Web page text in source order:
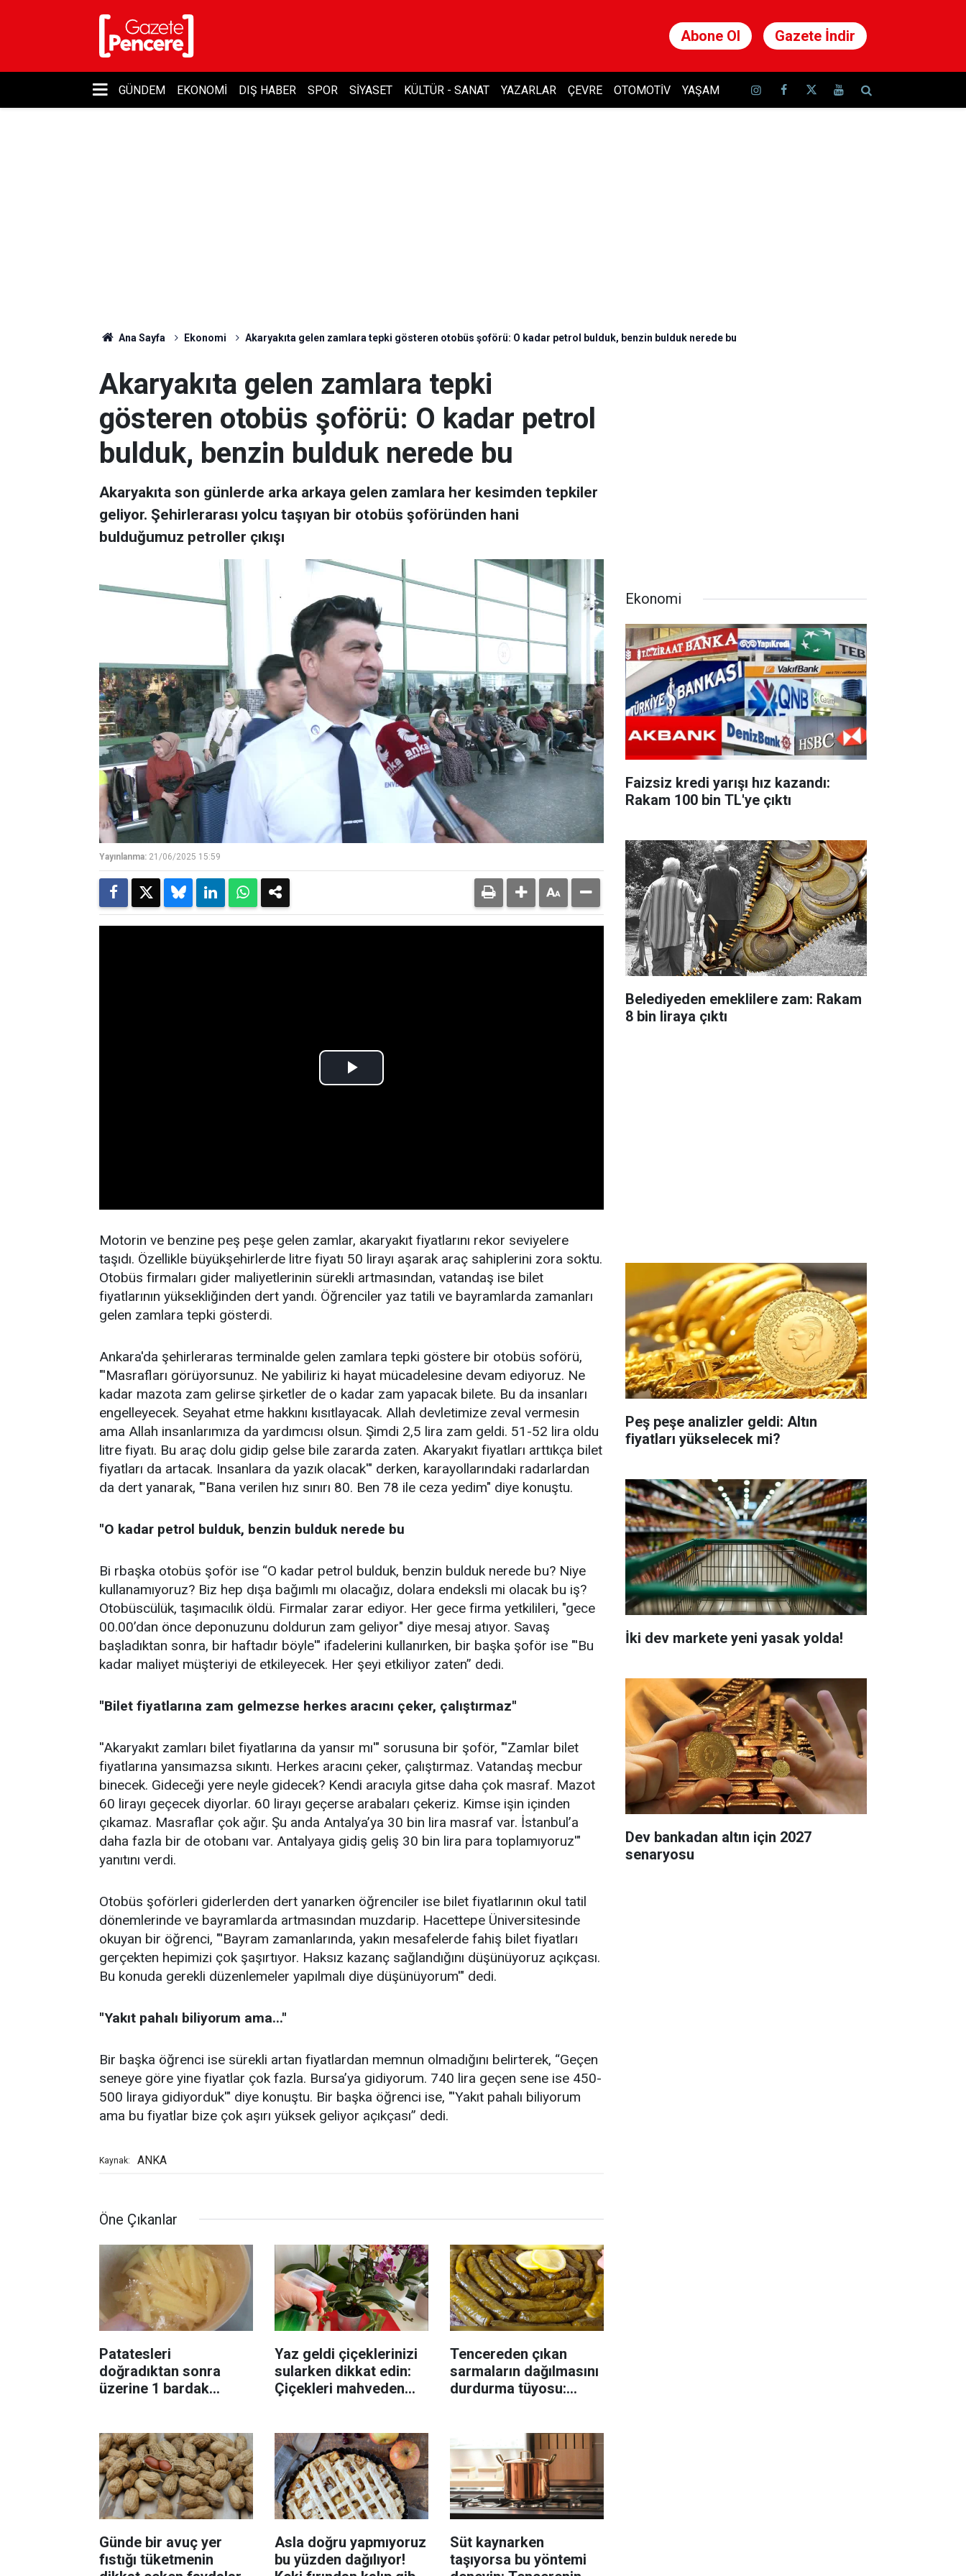
Abone Ol Gazete İndir
GÜNDEM EKONOMI DIŞ HABER SPOR SIYASET KÜLTÜR - SANAT YAZARLAR ÇEVRE OTOMOTIV YAŞAM
Ana Sayfa Ekonomi Akaryakıta gelen zamlara tepki gösteren otobüs şoförü: O kadar petrol bulduk, benzin bulduk nerede bu
Akaryakıta gelen zamlara tepki
gösteren otobüs şoförü: O kadar petrol
bulduk, benzin bulduk nerede bu
Akaryakıta son günlerde arka arkaya gelen zamlara her kesimden tepkiler
geliyor. Şehirlerarası yolcu taşıyan bir otobüs şoföründen hani
bulduğumuz petroller çıkışı
Yayınlanma: 21/06/2025 15:59
Motorin ve benzine peş peşe gelen zamlar, akaryakıt fiyatlarını rekor seviyelere
taşıdı. Özellikle büyükşehirlerde litre fiyatı 50 lirayı aşarak araç sahiplerini zora soktu.
Otobüs firmaları gider maliyetlerinin sürekli artmasından, vatandaş ise bilet
fiyatlarının yüksekliğinden dert yandı. Öğrenciler yaz tatili ve bayramlarda zamanları
gelen zamlara tepki gösterdi.
Ankara'da şehirleraras terminalde gelen zamlara tepki göstere bir otobüs soförü,
"'Masrafları görüyorsunuz. Ne yabiliriz ki hayat mücadelesine devam ediyoruz. Ne
kadar mazota zam gelirse şirketler de o kadar zam yapacak bilete. Bu da insanları
engelleyecek. Seyahat etme hakkını kısıtlayacak. Allah devletimize zeval vermesin
ama Allah insanlarımıza da yardımcısı olsun. Şimdi 2,5 lira zam geldi. 51-52 lira oldu
litre fiyatı. Bu araç dolu gidip gelse bile zararda zaten. Akaryakıt fiyatları arttıkça bilet
fiyatları da artacak. Insanlara da yazık olacak'" derken, karayollarındaki radarlardan
da dert yanarak, "'Bana verilen hız sınırı 80. Ben 78 ile ceza yedim" diye konuştu.
''O kadar petrol bulduk, benzin bulduk nerede bu
Bi rbaşka otobüs şoför ise “O kadar petrol bulduk, benzin bulduk nerede bu? Niye
kullanamıyoruz? Biz hep dışa bağımlı mı olacağız, dolara endeksli mi olacak bu iş?
Otobüscülük, taşımacılık öldü. Firmalar zarar ediyor. Her gece firma yetkilileri, "gece
00.00’dan önce deponuzunu doldurun zam geliyor" diye mesaj atıyor. Savaş
başladıktan sonra, bir haftadır böyle'" ifadelerini kullanırken, bir başka şoför ise "'Bu
kadar maliyet müşteriyi de etkileyecek. Her şeyi etkiliyor zaten” dedi.
''Bilet fiyatlarına zam gelmezse herkes aracını çeker, çalıştırmaz''
''Akaryakıt zamları bilet fiyatlarına da yansır mı'" sorusuna bir şoför, "'Zamlar bilet
fiyatlarına yansımazsa sıkıntı. Herkes aracını çeker, çalıştırmaz. Vatandaş mecbur
binecek. Gideceği yere neyle gidecek? Kendi aracıyla gitse daha çok masraf. Mazot
60 lirayı geçecek diyorlar. 60 lirayı geçerse arabaları çekeriz. Kimse işin içinden
çıkamaz. Masraflar çok ağır. Şu anda Antalya’ya 30 bin lira masraf var. İstanbul’a
daha fazla bir de otobanı var. Antalyaya gidiş geliş 30 bin lira para toplamıyoruz'"
yanıtını verdi.
Otobüs şoförleri giderlerden dert yanarken öğrenciler ise bilet fiyatlarının okul tatil
dönemlerinde ve bayramlarda artmasından muzdarip. Hacettepe Üniversitesinde
okuyan bir öğrenci, "'Bayram zamanlarında, yakın mesafelerde fahiş bilet fiyatları
gerçekten hepimizi çok şaşırtıyor. Haksız kazanç sağlandığını düşünüyoruz açıkçası.
Bu konuda gerekli düzenlemeler yapılmalı diye düşünüyorum'" dedi.
''Yakıt pahalı biliyorum ama...''
Bir başka öğrenci ise sürekli artan fiyatlardan memnun olmadığını belirterek, “Geçen
seneye göre yine fiyatlar çok fazla. Bursa’ya gidiyorum. 740 lira geçen sene ise 450-
500 liraya gidiyorduk'" diye konuştu. Bir başka öğrenci ise, "'Yakıt pahalı biliyorum
ama bu fiyatlar bize çok aşırı yüksek geliyor açıkçası” dedi.
Kaynak: ANKA
Öne Çıkanlar
Patatesleri
doğradıktan sonra
üzerine 1 bardak
Yaz geldi çiçeklerinizi
sularken dikkat edin:
Çiçekleri mahveden
Tencereden çıkan
sarmaların dağılmasını
durdurma tüyosu:
Günde bir avuç yer
fıstığı tüketmenin
Asla doğru yapmıyoruz
bu yüzden dağılıyor!
Süt kaynarken
taşıyorsa bu yöntemi
Ekonomi
Faizsiz kredi yarışı hız kazandı:
Rakam 100 bin TL'ye çıktı
Belediyeden emeklilere zam: Rakam
8 bin liraya çıktı
Peş peşe analizler geldi: Altın
fiyatları yükselecek mi?
İki dev markete yeni yasak yolda!
Dev bankadan altın için 2027
senaryosu